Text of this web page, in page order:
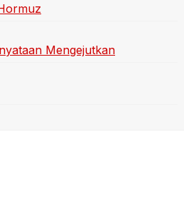
Mengejutkan